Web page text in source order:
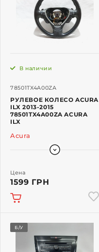
78501TX4A00ZA
В наличии
РУЛЕВОЕ КОЛЕСО ACURA
ILX 2013-2015
78501TX4A00ZA ACURA
ILX
Acura
Цена
1599 ГРН
Б/У